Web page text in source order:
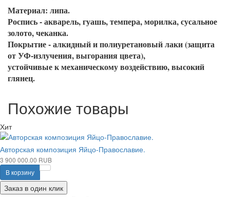
Материал: липа.
Роспись - акварель, гуашь, темпера, морилка, сусальное
золото, чеканка.
Покрытие - алкидный и полиуретановый лаки (защита
от УФ-излучения, выгорания цвета),
устойчивые к механическому воздействию, высокий
глянец.
Похожие товары
Хит
Авторская композиция Яйцо-Православие.
3 900 000.00 RUB
В корзину
Заказ в один клик